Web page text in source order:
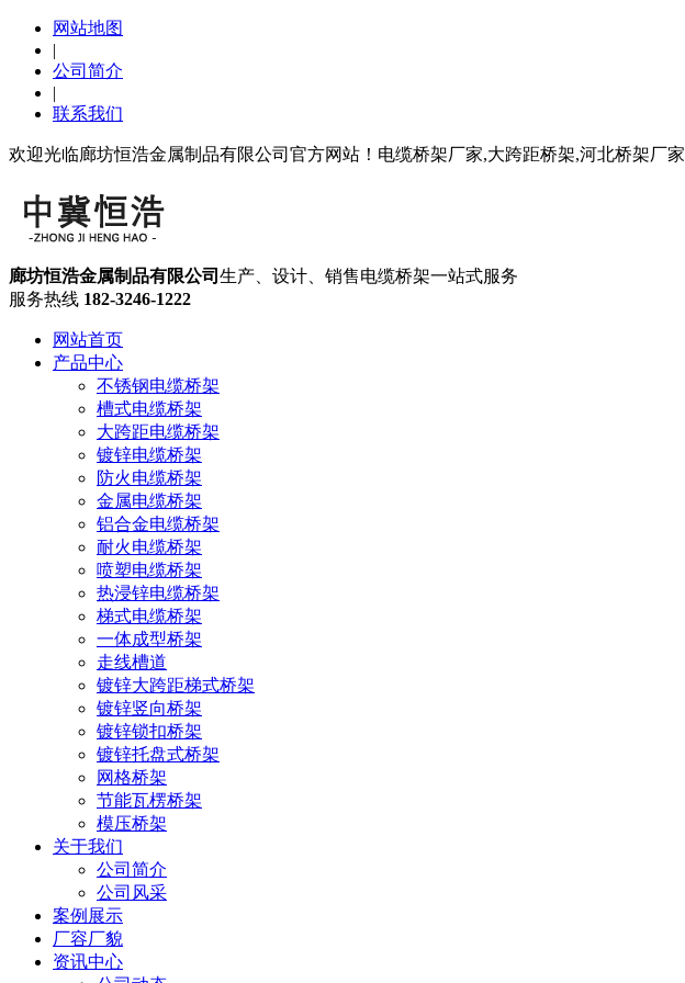
网站地图
|
公司简介
|
联系我们
欢迎光临廊坊恒浩金属制品有限公司官方网站！电缆桥架厂家,大跨距桥架,河北桥架厂家
廊坊恒浩金属制品有限公司 生产、设计、销售电缆桥架一站式服务
服务热线 182-3246-1222
网站首页
产品中心
不锈钢电缆桥架
槽式电缆桥架
大跨距电缆桥架
镀锌电缆桥架
防火电缆桥架
金属电缆桥架
铝合金电缆桥架
耐火电缆桥架
喷塑电缆桥架
热浸锌电缆桥架
梯式电缆桥架
一体成型桥架
走线槽道
镀锌大跨距梯式桥架
镀锌竖向桥架
镀锌锁扣桥架
镀锌托盘式桥架
网格桥架
节能瓦楞桥架
模压桥架
关于我们
公司简介
公司风采
案例展示
厂容厂貌
资讯中心